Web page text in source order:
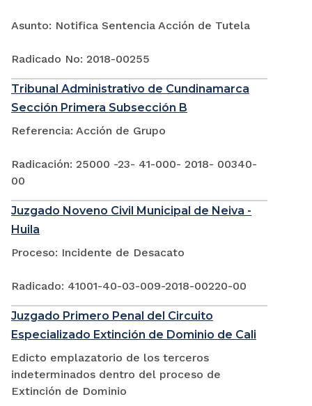
Asunto: Notifica Sentencia Acción de Tutela
Radicado No: 2018-00255
Tribunal Administrativo de Cundinamarca
Sección Primera Subsección B
Referencia: Acción de Grupo
Radicación: 25000 -23- 41-000- 2018- 00340-
00
Juzgado Noveno Civil Municipal de Neiva -
Huila
Proceso: Incidente de Desacato
Radicado: 41001-40-03-009-2018-00220-00
Juzgado Primero Penal del Circuito
Especializado Extinción de Dominio de Cali
Edicto emplazatorio de los terceros
indeterminados dentro del proceso de
Extinción de Dominio